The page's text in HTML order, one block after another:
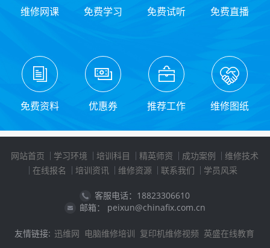
维修网课 免费学习 免费试听 免费直播
免费资料 优惠券 推荐工作 维修图纸
网站首页 学习环境 培训科目 精英师资 成功案例
维修技术
在线报名
培训资讯 维修资源 联系我们 学员风采
客服电话：18823306610
邮箱： peixun@chinafix.com.cn
友情链接: 迅维网 电脑维修培训 复印机维修视频 英盛在线教育